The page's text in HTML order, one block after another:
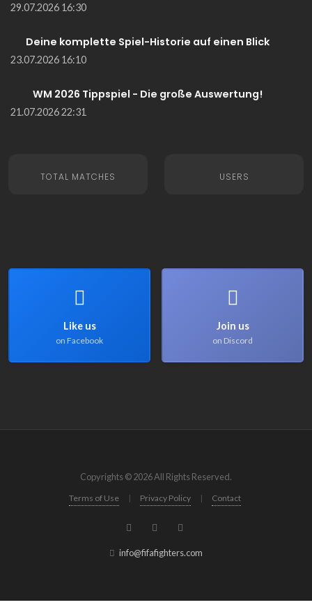
29.07.2026 16:30
Deine komplette Spiel-Historie auf einen Blick
23.07.2026 16:10
WM 2026 Tippspiel - Die große Auswertung!
21.07.2026 22:31
TOTAL MATCHES USERS
Like us
on Facebook
Join us
on Discord
Copyrights © 2026 All Rights Reserved.
Terms of Use | Privacy Policy | Contact
info@fifafighters.com